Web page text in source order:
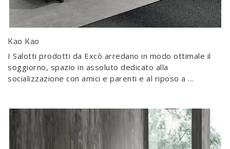
Kao Kao
I Salotti prodotti da Excò arredano in modo ottimale il
soggiorno, spazio in assoluto dedicato alla
socializzazione con amici e parenti e al riposo a ...